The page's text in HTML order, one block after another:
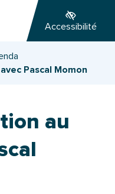
Accessibilité
Pascal Momon
au